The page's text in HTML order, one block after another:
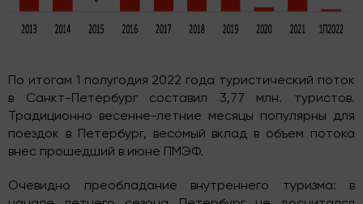
По итогам 1 полугодия 2022 года туристический поток
в Санкт-Петербург составил 3,77 млн. туристов.
Традиционно весенне-летние месяцы популярны для
поездок в Петербург, весомый вклад в объем потока
внес прошедший в июне ПМЭФ.
Очевидно преобладание внутреннего туризма: в